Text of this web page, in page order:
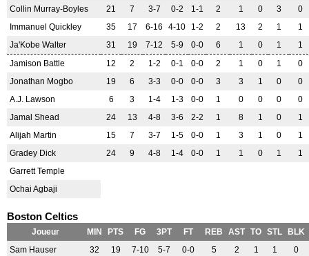
Collin Murray-Boyles
21 7 3-7 0-2 1-1 2 1 0 3
0
Immanuel Quickley
35 17 6-16 4-10 1-2 2 13 2 1
1
Ja'Kobe Walter
31 19 7-12 5-9 0-0 6 1 0 1
1
Jamison Battle
12 2 1-2 0-1 0-0 2 1 0 1
0
Jonathan Mogbo
19 6 3-3 0-0 0-0 3 3 1 0
0
A.J. Lawson
6 3 1-4 1-3 0-0 1 0 0 0
0
Jamal Shead
24 13 4-8 3-6 2-2 1 8 1 0
1
Alijah Martin
15 7 3-7 1-5 0-0 1 3 1 0
1
Gradey Dick
24 9 4-8 1-4 0-0 1 1 0 1
1
Garrett Temple
Ochai Agbaji
Boston Celtics
Joueur MIN PTS FG 3PT FT REB AST TO STL
BLK
Sam Hauser
32 19 7-10 5-7 0-0 5 2 1 1
0